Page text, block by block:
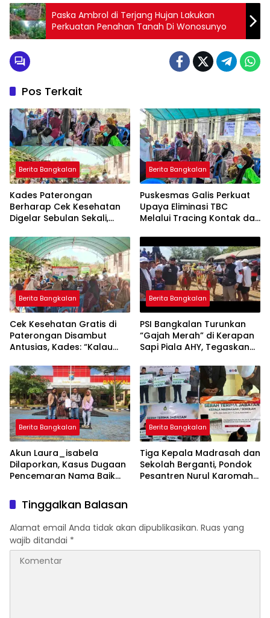
Paska Ambrol di Terjang Hujan Lakukan
Perkuatan Penahan Tanah Di Wonosunyo
Pos Terkait
Berita Bangkalan
Kades Paterongan
Berharap Cek Kesehatan
Digelar Sebulan Sekali,
CKG Bisa Dilaksanakan
Rutin Lewat Posyandu ILP
Berita Bangkalan
Puskesmas Galis Perkuat
Upaya Eliminasi TBC
Melalui Tracing Kontak dan
Berita Bangkalan
Cek Kesehatan Gratis di
Paterongan Disambut
Antusias, Kades: “Kalau
Berita Bangkalan
PSI Bangkalan Turunkan
“Gajah Merah” di Kerapan
Sapi Piala AHY, Tegaskan
Madura
Berita Bangkalan
Akun Laura_isabela
Dilaporkan, Kasus Dugaan
Pencemaran Nama Baik
Berita Bangkalan
Tiga Kepala Madrasah dan
Sekolah Berganti, Pondok
Pesantren Nurul Karomah
Tinggalkan Balasan
Alamat email Anda tidak akan dipublikasikan. Ruas yang
wajib ditandai *